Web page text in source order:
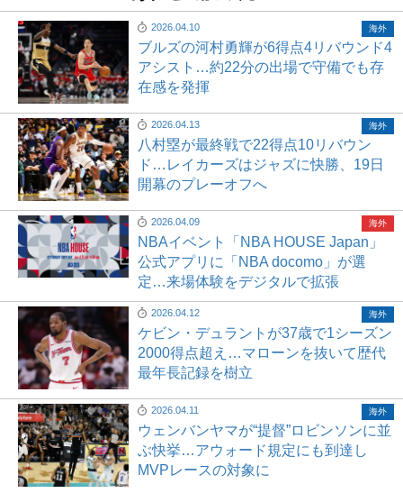
2026.04.10
ブルズの河村勇輝が6得点4リバウンド4
アシスト…約22分の出場で守備でも存
在感を発揮
海外
2026.04.13
八村塁が最終戦で22得点10リバウン
ド…レイカーズはジャズに快勝、19日
開幕のプレーオフへ
海外
2026.04.09
NBAイベント「NBA HOUSE Japan」
公式アプリに「NBA docomo」が選
定…来場体験をデジタルで拡張
海外
2026.04.12
ケビン・デュラントが37歳で1シーズン
2000得点超え…マローンを抜いて歴代
最年長記録を樹立
海外
2026.04.11
ウェンバンヤマが“提督”ロビンソンに並
ぶ快挙…アウォード規定にも到達し
MVPレースの対象に
海外